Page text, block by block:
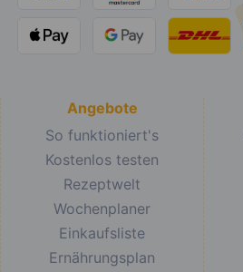
Angebote
So funktioniert's
Kostenlos testen
Rezeptwelt
Wochenplaner
Einkaufsliste
Ernährungsplan